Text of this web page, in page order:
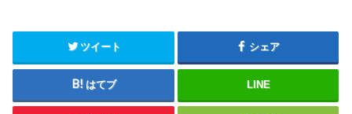
ツイート シェア
はてブ LINE